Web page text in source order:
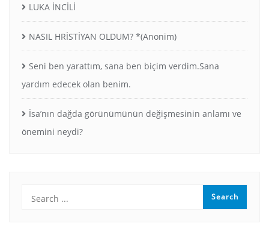
LUKA İNCİLİ
NASIL HRİSTİYAN OLDUM? *(Anonim)
Seni ben yarattım, sana ben biçim verdim.Sana
yardım edecek olan benim.
İsa’nın dağda görünümünün değişmesinin anlamı ve
önemini neydi?